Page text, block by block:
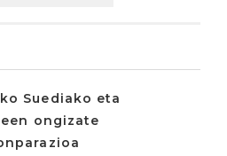
Suediako eta
ongizate